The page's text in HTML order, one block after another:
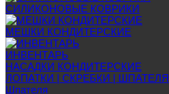
СИЛИКОНОВЫЕ КОВРИКИ
МЕШКИ КОНДИТЕРСКИЕ
ИНВЕНТАРЬ
НАСАДКИ КОНДИТЕРСКИЕ
ЛОПАТКИ | СКРЕБКИ | ШПАТЕЛЯ
Шпателя